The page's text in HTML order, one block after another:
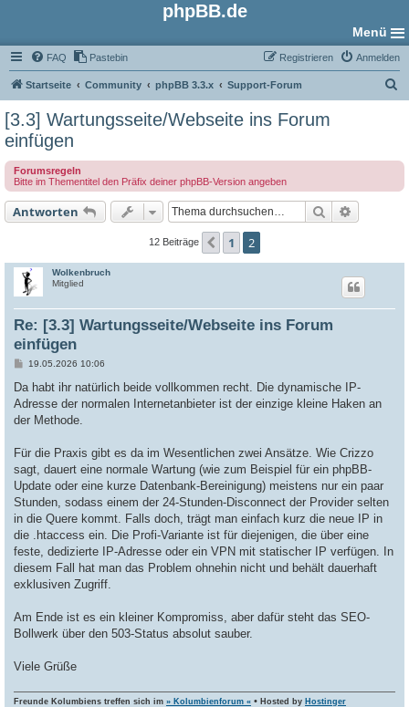
phpBB.de
Menü
FAQ Pastebin Anmelden
Registrieren
Startseite Community phpBB 3.3.x Support-Forum
[3.3] Wartungsseite/Webseite ins Forum
einfügen
Forumsregeln
Bitte im Thementitel den Präfix deiner phpBB-Version angeben
Antworten Suche
12 Beiträge Vorherige
1 2
Wolkenbruch
Mitglied
Re: [3.3] Wartungsseite/Webseite ins Forum
einfügen
B
i
r
a
19.05.2026 10:06
Da habt ihr natürlich beide vollkommen recht. Die dynamische IP-
Adresse der normalen Internetanbieter ist der einzige kleine Haken an
der Methode.
Für die Praxis gibt es da im Wesentlichen zwei Ansätze. Wie Crizzo
sagt, dauert eine normale Wartung (wie zum Beispiel für ein phpBB-
Update oder eine kurze Datenbank-Bereinigung) meistens nur ein paar
Stunden, sodass einem der 24-Stunden-Disconnect der Provider selten
in die Quere kommt. Falls doch, trägt man einfach kurz die neue IP in
die .htaccess ein. Die Profi-Variante ist für diejenigen, die über eine
feste, dedizierte IP-Adresse oder ein VPN mit statischer IP verfügen. In
diesem Fall hat man das Problem ohnehin nicht und behält dauerhaft
exklusiven Zugriff.
Am Ende ist es ein kleiner Kompromiss, aber dafür steht das SEO-
Bollwerk über den 503-Status absolut sauber.
Viele Grüße
Freunde Kolumbiens treffen sich im » Kolumbienforum « • Hosted by Hostinger